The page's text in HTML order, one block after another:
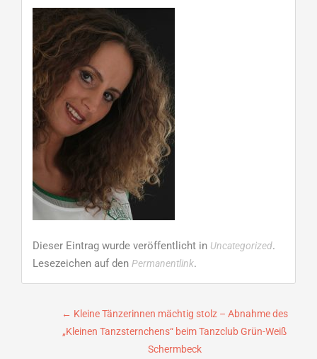
Dieser Eintrag wurde veröffentlicht in Uncategorized.
Lesezeichen auf den Permanentlink.
Beitragsnavigation
← Kleine Tänzerinnen mächtig stolz – Abnahme des
„Kleinen Tanzsternchens“ beim Tanzclub Grün-Weiß
Schermbeck